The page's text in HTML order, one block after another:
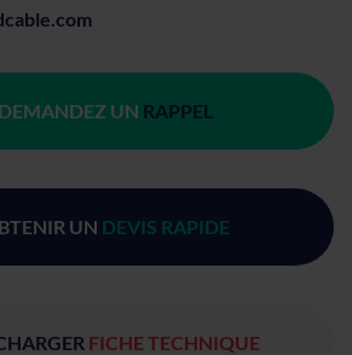
DEMANDEZ UN RAPPEL
UN DEVIS RAPIDE
FICHE TECHNIQUE